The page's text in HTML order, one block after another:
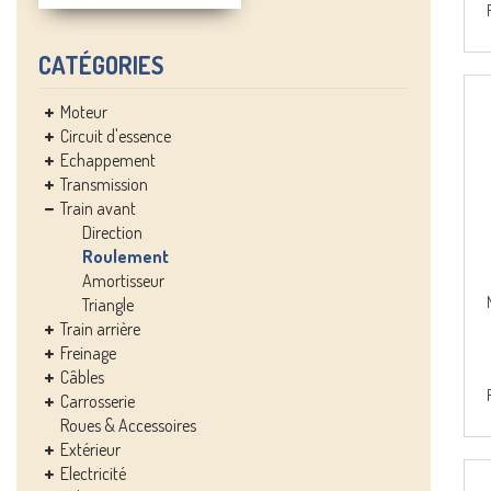
CATÉGORIES
Moteur
Circuit d'essence
Echappement
Transmission
Train avant
Direction
Roulement
Amortisseur
Triangle
Train arrière
Freinage
Câbles
Carrosserie
Roues & Accessoires
Extérieur
Electricité